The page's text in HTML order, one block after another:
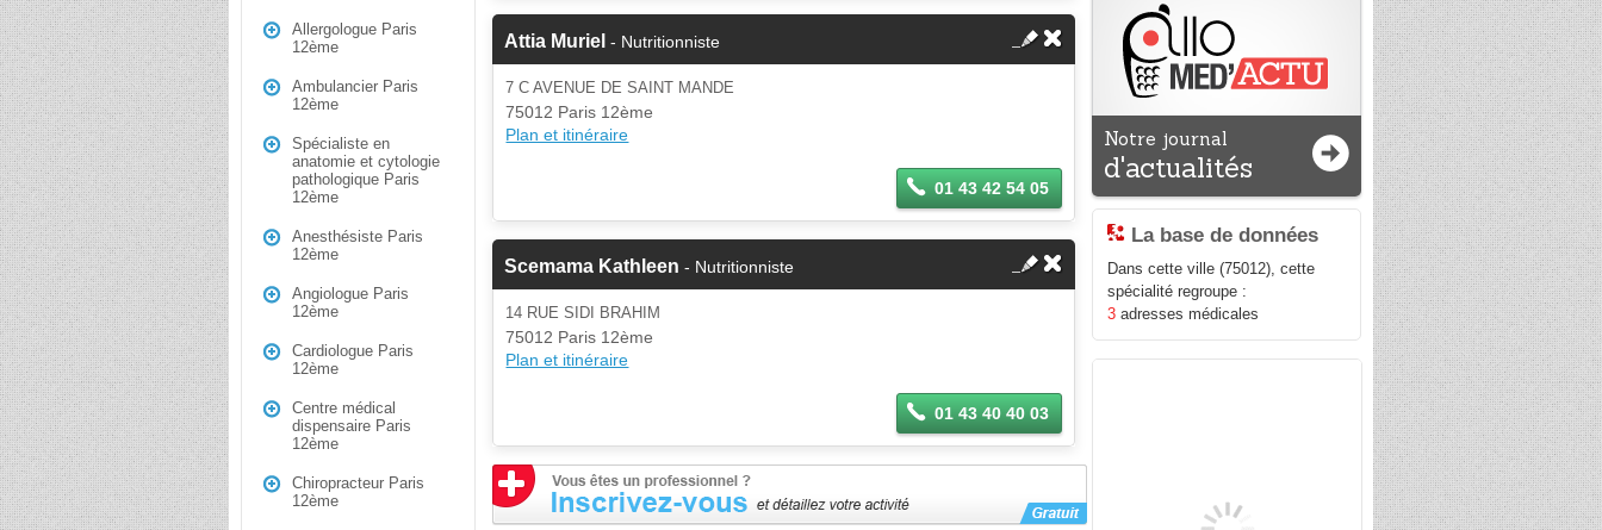
Allergologue Paris
12ème
Ambulancier Paris
12ème
Spécialiste en
anatomie et cytologie
pathologique Paris
12ème
Anesthésiste Paris
12ème
Angiologue Paris
12ème
Cardiologue Paris
12ème
Centre médical
dispensaire Paris
12ème
Chiropracteur Paris
12ème
Attia Muriel - Nutritionniste
7 C AVENUE DE SAINT MANDE
75012 Paris 12ème
Plan et itinéraire
01 43 42 54 05
Scemama Kathleen - Nutritionniste
14 RUE SIDI BRAHIM
75012 Paris 12ème
Plan et itinéraire
01 43 40 40 03
Notre journal
d'actualités
La base de données
Dans cette ville (75012), cette
spécialité regroupe :
3 adresses médicales